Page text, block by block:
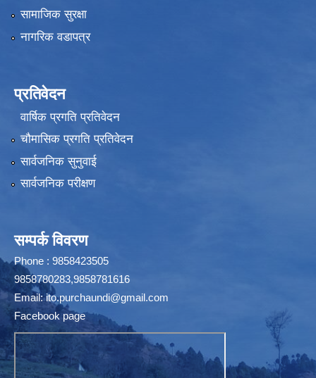
सामाजिक सुरक्षा
नागरिक वडापत्र
प्रतिवेदन
वार्षिक प्रगति प्रतिवेदन
चौमासिक प्रगति प्रतिवेदन
सार्वजनिक सुनुवाई
सार्वजनिक परीक्षण
सम्पर्क विवरण
Phone : 9858423505
9858780283,9858781616
Email:ito.purchaundi@gmail.com
Facebook page